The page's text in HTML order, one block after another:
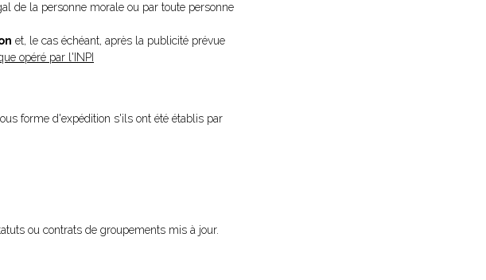
de la personne morale ou par toute personne
et, le cas échéant, après la publicité prévue
opéré par l'INPI
forme d'expédition s'ils ont été établis par
ou contrats de groupements mis à jour.